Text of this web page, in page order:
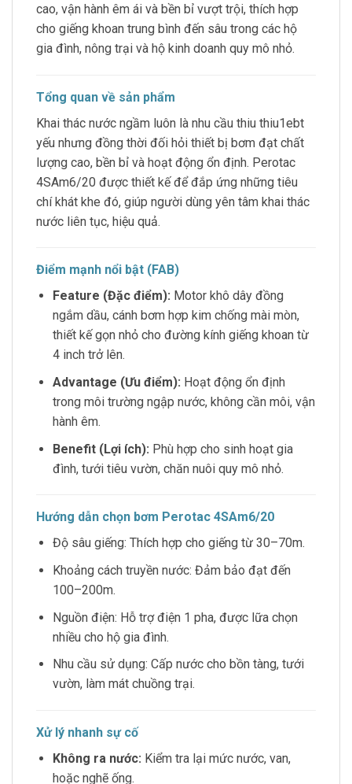
cao, vận hành êm ái và bền bỉ vượt trội, thích hợp
cho giếng khoan trung bình đến sâu trong các hộ
gia đình, nông trại và hộ kinh doanh quy mô nhỏ.
Tổng quan về sản phẩm
Khai thác nước ngầm luôn là nhu cầu thiu thiu1ebt
yếu nhưng đồng thời đối hỏi thiết bị bơm đạt chất
lượng cao, bền bỉ và hoạt động ổn định. Perotac
4SAm6/20 được thiết kế để đắp ứng những tiêu
chí khát khe đó, giúp người dùng yên tâm khai thác
nước liên tục, hiệu quả.
Điểm mạnh nổi bật (FAB)
Feature (Đặc điểm): Motor khô dây đồng
ngắm dầu, cánh bơm hợp kim chống mài mòn,
thiết kế gọn nhỏ cho đường kính giếng khoan từ
4 inch trở lên.
Advantage (Ưu điểm): Hoạt động ổn định
trong môi trường ngập nước, không cần môi, vận
hành êm.
Benefit (Lợi ích): Phù hợp cho sinh hoạt gia
đình, tưới tiêu vườn, chăn nuôi quy mô nhỏ.
Hướng dẫn chọn bơm Perotac 4SAm6/20
Độ sâu giếng: Thích hợp cho giếng từ 30–70m.
Khoảng cách truyền nước: Đảm bảo đạt đến
100–200m.
Nguồn điện: Hỗ trợ điện 1 pha, được lữa chọn
nhiều cho hộ gia đình.
Nhu cầu sử dụng: Cấp nước cho bồn tàng, tưới
vườn, làm mát chuồng trại.
Xử lý nhanh sự cố
Không ra nước: Kiểm tra lại mức nước, van,
hoặc nghẽ ống.